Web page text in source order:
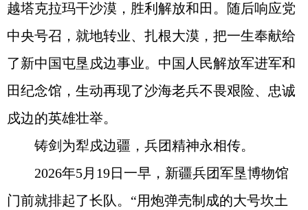
越塔克拉玛干沙漠，胜利解放和田。随后响应党
中央号召，就地转业、扎根大漠，把一生奉献给
了新中国屯垦戍边事业。中国人民解放军进军和
田纪念馆，生动再现了沙海老兵不畏艰险、忠诚
戍边的英雄壮举。
铸剑为犁戍边疆，兵团精神永相传。
2026年5月19日一早，新疆兵团军垦博物馆
门前就排起了长队。“用炮弹壳制成的大号坎土